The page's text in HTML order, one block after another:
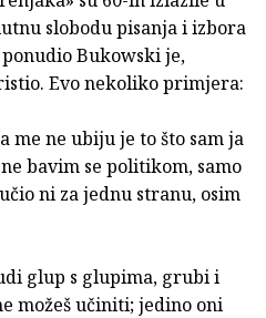
slobodu pisanja i izbora
Bukowski je,
Evo nekoliko primjera:
me ne ubiju je to što sam ja
bavim se politikom, samo
ni za jednu stranu, osim
glup s glupima, grubi i
možeš učiniti; jedino oni